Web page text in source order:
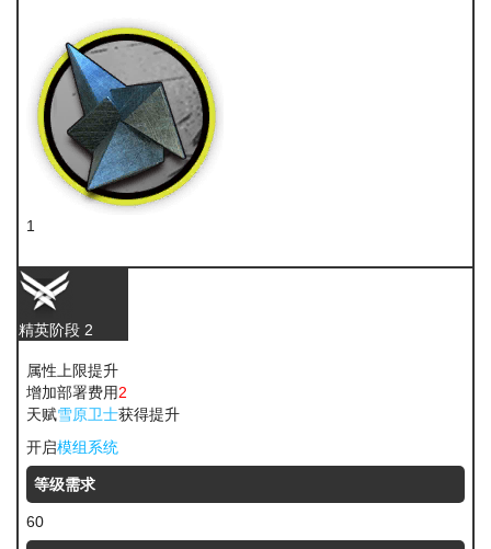
1
精英阶段 2
属性上限提升
增加部署费用2
天赋雪原卫士获得提升
开启模组系统
等级需求
60